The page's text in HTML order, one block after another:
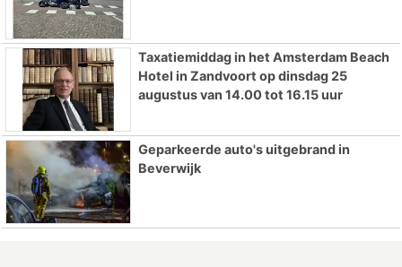
Taxatiemiddag in het Amsterdam Beach
Hotel in Zandvoort op dinsdag 25
augustus van 14.00 tot 16.15 uur
Geparkeerde auto's uitgebrand in
Beverwijk